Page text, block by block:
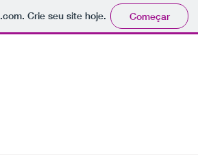
.com. Crie seu site hoje. Começar